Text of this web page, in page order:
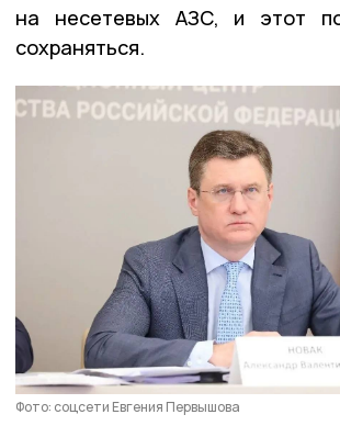
на несетевых АЗС, и этот
сохраняться.
Фото: соцсети Евгения Первышова